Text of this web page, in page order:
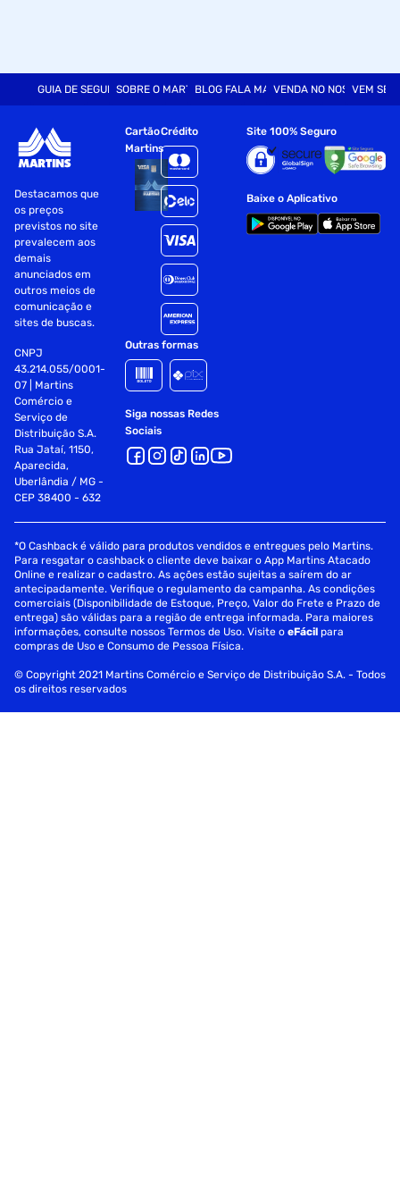
Fornecedor: Cremer S/A
Cor Branco
GUIA DE SEGURANÇASOBRE O MARTINSBLOG FALA MARTVENDA NO NOSSO SITE
VEM SER
Destacamos que
os preços
previstos no site
prevalecem aos
demais
anunciados em
outros meios de
comunicação e
sites de buscas.
CNPJ
43.214.055/0001-
07 | Martins
Comércio e
Serviço de
Distribuição S.A.
Rua Jataí, 1150,
Aparecida,
Uberlândia / MG -
CEP 38400 - 632
Cartão
Martins
Crédito
Outras formas
Siga nossas Redes
Sociais
Site 100% Seguro
Baixe o Aplicativo
*O Cashback é válido para produtos vendidos e entregues pelo Martins.
Para resgatar o cashback o cliente deve baixar o App Martins Atacado
Online e realizar o cadastro. As ações estão sujeitas a saírem do ar
antecipadamente. Verifique o regulamento da campanha. As condições
comerciais (Disponibilidade de Estoque, Preço, Valor do Frete e Prazo de
entrega) são válidas para a região de entrega informada. Para maiores
informações, consulte nossos Termos de Uso. Visite oeFácil para
compras de Uso e Consumo de Pessoa Física.
© Copyright 2021 Martins Comércio e Serviço de Distribuição S.A. - Todos
os direitos reservados